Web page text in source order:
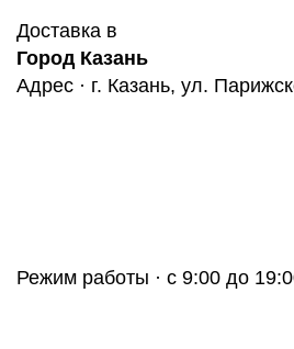
Доставка в
Город Казань
Адрес · г. Казань, ул.
Режим работы · с 9:00 до